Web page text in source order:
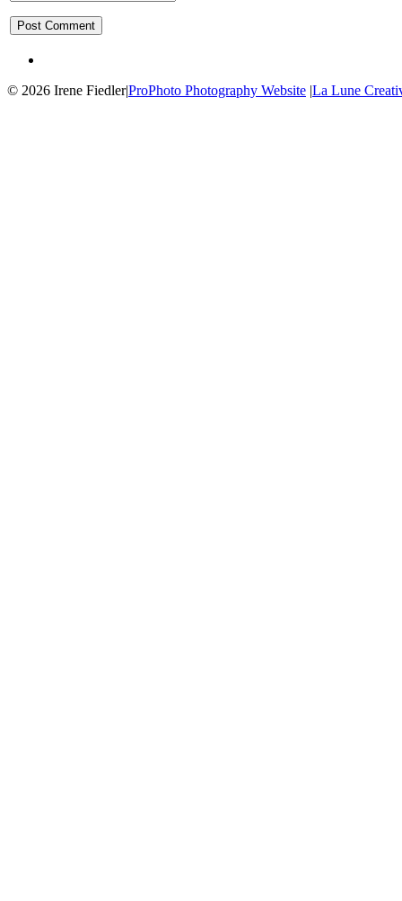
© 2026 Irene Fiedler|ProPhoto Photography Website |La Lune